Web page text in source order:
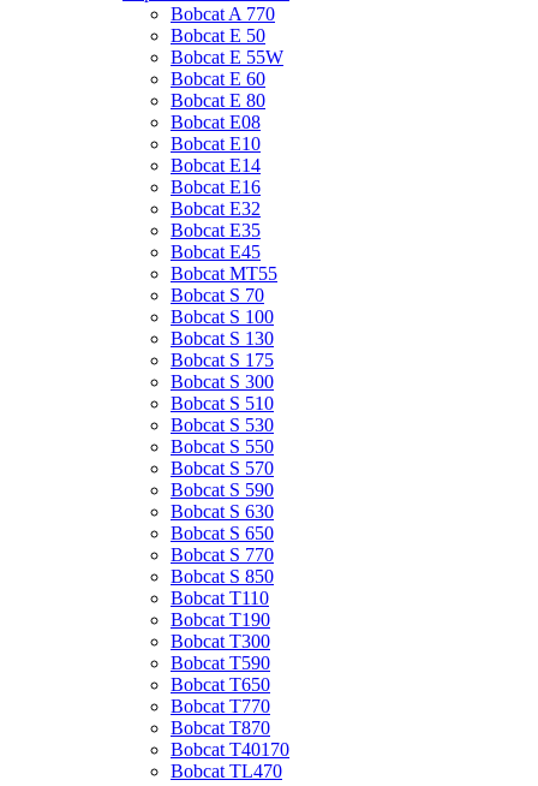
Bobcat A 770
Bobcat E 50
Bobcat E 55W
Bobcat E 60
Bobcat E 80
Bobcat E08
Bobcat E10
Bobcat E14
Bobcat E16
Bobcat E32
Bobcat E35
Bobcat E45
Bobcat MT55
Bobcat S 70
Bobcat S 100
Bobcat S 130
Bobcat S 175
Bobcat S 300
Bobcat S 510
Bobcat S 530
Bobcat S 550
Bobcat S 570
Bobcat S 590
Bobcat S 630
Bobcat S 650
Bobcat S 770
Bobcat S 850
Bobcat T110
Bobcat T190
Bobcat T300
Bobcat T590
Bobcat T650
Bobcat T770
Bobcat T870
Bobcat T40170
Bobcat TL470